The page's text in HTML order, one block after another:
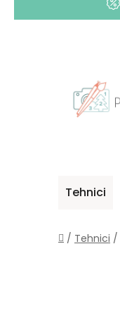
Tehnici
Acasă
/ Tehnici /